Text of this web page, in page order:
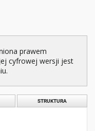
prawem
cyfrowej wersji jest
STRUKTURA